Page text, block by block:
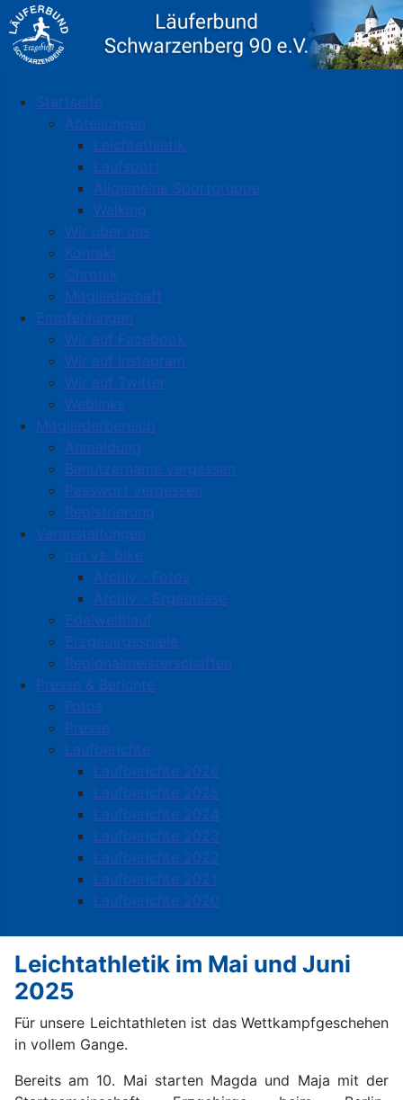
Startseite
Abteilungen
Leichtathletik
Laufsport
Allgemeine Sportgruppe
Walking
Wir über uns
Kontakt
Chronik
Mitgliedschaft
Empfehlungen
Wir auf Facebook
Wir auf Instagram
Wir auf Twitter
Weblinks
Mitgliederbereich
Anmeldung
Benutzername vergessen
Passwort vergessen
Registrierung
Veranstaltungen
run vs. bike
Archiv - Fotos
Archiv - Ergebnisse
Edelweißlauf
Erzgebirgsspiele
Regionalmeisterschaften
Presse & Berichte
Fotos
Presse
Laufberichte
Laufberichte 2026
Laufberichte 2025
Laufberichte 2024
Laufberichte 2023
Laufberichte 2022
Laufberichte 2021
Laufberichte 2020
Leichtathletik im Mai und Juni
2025
Für unsere Leichtathleten ist das Wettkampfgeschehen
in vollem Gange.
Bereits am 10. Mai startenMagda und Maja mit der